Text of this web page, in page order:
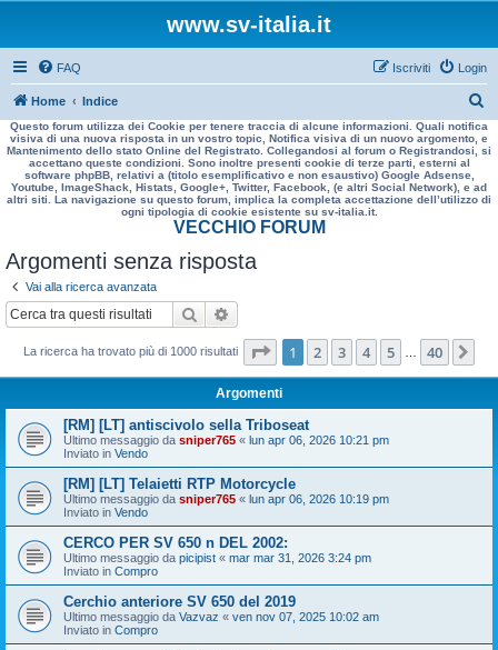
www.sv-italia.it
FAQ Login
Iscriviti
Home Indice
e
r
a
Questo forum utilizza dei Cookie per tenere traccia di alcune informazioni. Quali notifica
visiva di una nuova risposta in un vostro topic, Notifica visiva di un nuovo argomento, e
Mantenimento dello stato Online del Registrato. Collegandosi al forum o Registrandosi, si
accettano queste condizioni. Sono inoltre presenti cookie di terze parti, esterni al
software phpBB, relativi a (titolo esemplificativo e non esaustivo) Google Adsense,
Youtube, ImageShack, Histats, Google+, Twitter, Facebook, (e altri Social Network), e ad
altri siti. La navigazione su questo forum, implica la completa accettazione dell’utilizzo di
ogni tipologia di cookie esistente su sv-italia.it.
VECCHIO FORUM
Argomenti senza risposta
Vai alla ricerca avanzata
Cerca
La ricerca ha trovato più di 1000 risultati Pagina di 40
1 2 3 4 5 40
Argomenti
[RM] [LT] antiscivolo sella Triboseat
Ultimo messaggio da sniper765 « lun apr 06, 2026 10:21 pm
Inviato in Vendo
[RM] [LT] Telaietti RTP Motorcycle
Ultimo messaggio da sniper765 « lun apr 06, 2026 10:19 pm
Inviato in Vendo
CERCO PER SV 650 n DEL 2002:
Ultimo messaggio da picipist « mar mar 31, 2026 3:24 pm
Inviato in Compro
Cerchio anteriore SV 650 del 2019
Ultimo messaggio da Vazvaz « ven nov 07, 2025 10:02 am
Inviato in Compro